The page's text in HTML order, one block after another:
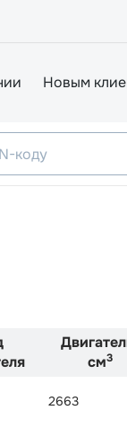
Новым
см3
2663